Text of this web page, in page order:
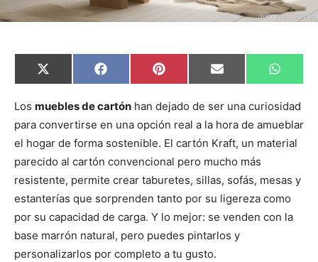
C
o
p
r
i
r
e
n
X
(
w
t
t
e
r
)
C
o
p
r
i
r
e
n
F
a
e
o
o
k
C
o
p
a
r
t
i
r
e
n
P
i
t
e
r
e
s
t
C
o
p
r
i
r
e
n
E
m
i
C
o
p
r
i
n
W
h
t
A
p
p
Los muebles de cartón han dejado de ser una curiosidad
para convertirse en una opción real a la hora de amueblar
el hogar de forma sostenible. El cartón Kraft, un material
parecido al cartón convencional pero mucho más
resistente, permite crear taburetes, sillas, sofás, mesas y
estanterías que sorprenden tanto por su ligereza como
por su capacidad de carga. Y lo mejor: se venden con la
base marrón natural, pero puedes pintarlos y
personalizarlos por completo a tu gusto.